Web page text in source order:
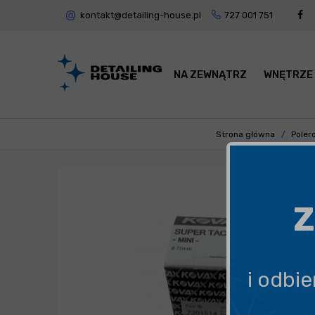
kontakt@detailing-house.pl 727 001 751
NA ZEWNĄTRZ WNĘTRZE
Strona główna
i